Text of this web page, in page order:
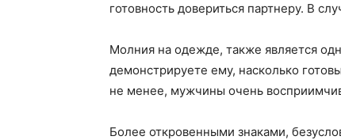
готовность довериться партнеру. В
Молния на одежде, также является
демонстрируете ему, насколько
не менее, мужчины очень
Более откровенными знаками,